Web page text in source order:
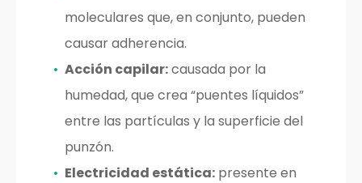
moleculares que, en conjunto, pueden
causar adherencia.
Acción capilar:causada por la
humedad, que crea “puentes líquidos”
entre las partículas y la superficie del
punzón.
Electricidad estática: presente en